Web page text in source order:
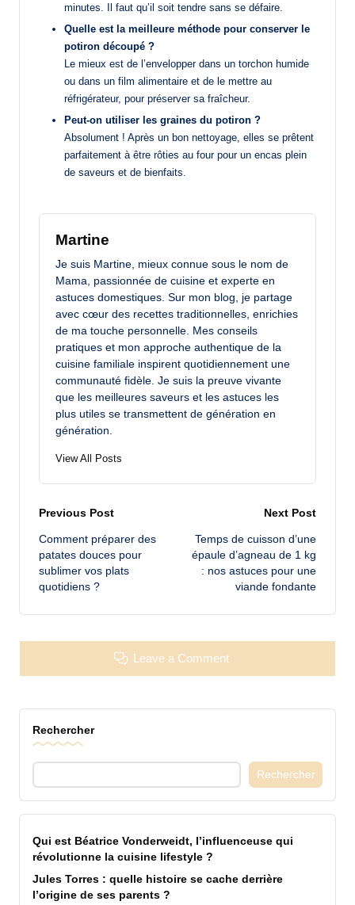
minutes. Il faut qu’il soit tendre sans se défaire.
Quelle est la meilleure méthode pour conserver le
potiron découpé ?
Le mieux est de l’envelopper dans un torchon humide
ou dans un film alimentaire et de le mettre au
réfrigérateur, pour préserver sa fraîcheur.
Peut-on utiliser les graines du potiron ?
Absolument ! Après un bon nettoyage, elles se prêtent
parfaitement à être rôties au four pour un encas plein
de saveurs et de bienfaits.
Martine
Je suis Martine, mieux connue sous le nom de
Mama, passionnée de cuisine et experte en
astuces domestiques. Sur mon blog, je partage
avec cœur des recettes traditionnelles, enrichies
de ma touche personnelle. Mes conseils
pratiques et mon approche authentique de la
cuisine familiale inspirent quotidiennement une
communauté fidèle. Je suis la preuve vivante
que les meilleures saveurs et les astuces les
plus utiles se transmettent de génération en
génération.
View All Posts
Post
navigation
Previous Post
Comment préparer des
patates douces pour
sublimer vos plats
quotidiens ?
Next Post
Temps de cuisson d’une
épaule d’agneau de 1 kg
: nos astuces pour une
viande fondante
Leave a Comment
Rechercher
Rechercher
Qui est Béatrice Vonderweidt, l’influenceuse qui
révolutionne la cuisine lifestyle ?
Jules Torres : quelle histoire se cache derrière
l’origine de ses parents ?